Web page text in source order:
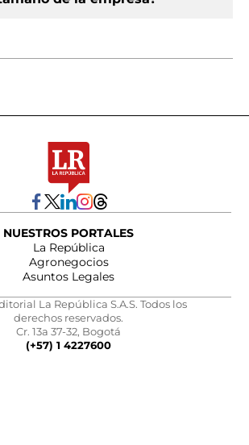
NUESTROS PORTALES
La República
Agronegocios
Asuntos Legales
La República S.A.S. Todos los
derechos reservados.
Cr. 13a 37-32, Bogotá
(+57) 1 4227600